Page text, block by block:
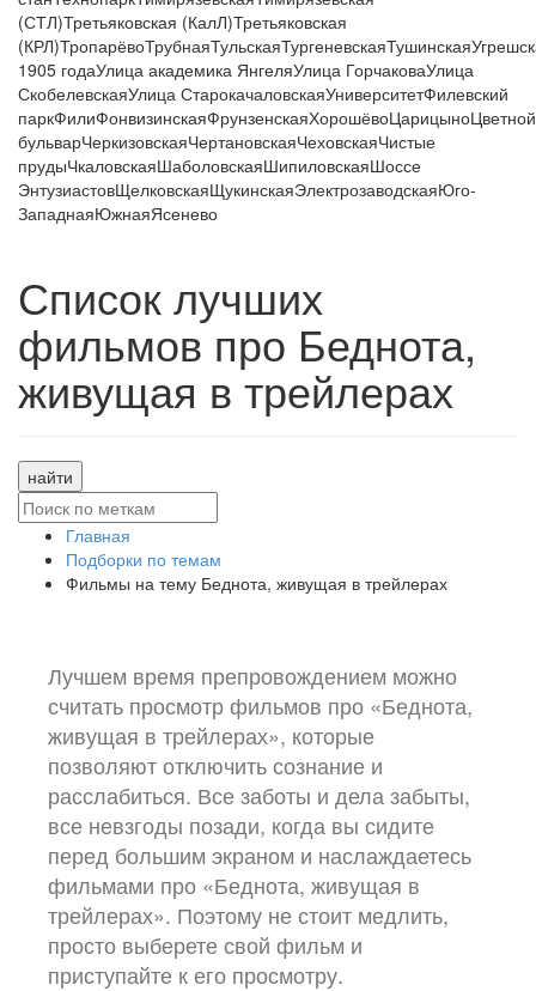
(СТЛ)Третьяковская (КалЛ)Третьяковская
(КРЛ)ТропарёвоТрубнаяТульскаяТургеневскаяТушинская
1905 годаУлица академика ЯнгеляУлица ГорчаковаУлица
СкобелевскаяУлица СтарокачаловскаяУниверситетФилевский
паркФилиФонвизинскаяФрунзенскаяХорошёвоЦарицыноЦветной
бульварЧеркизовскаяЧертановскаяЧеховскаяЧистые
прудыЧкаловскаяШаболовскаяШипиловскаяШоссе
ЭнтузиастовЩелковскаяЩукинскаяЭлектрозаводскаяЮго-
ЗападнаяЮжнаяЯсенево
Список лучших
фильмов про Беднота,
живущая в трейлерах
найти
Главная
Подборки по темам
Фильмы на тему Беднота, живущая в трейлерах
Лучшем время препровождением можно
считать просмотр фильмов про «Беднота,
живущая в трейлерах», которые
позволяют отключить сознание и
расслабиться. Все заботы и дела забыты,
все невзгоды позади, когда вы сидите
перед большим экраном и наслаждаетесь
фильмами про «Беднота, живущая в
трейлерах». Поэтому не стоит медлить,
просто выберете свой фильм и
приступайте к его просмотру.